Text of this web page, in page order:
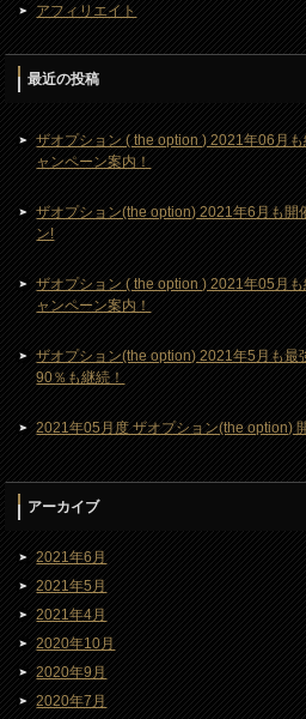
アフィリエイト
最近の投稿
ザオプション ( the option ) 2021年06月
ャンペーン案内！
ザオプション(the option) 2021年6月も
ン!
ザオプション ( the option ) 2021年05月
ャンペーン案内！
ザオプション(the option) 2021年5月も最
90％も継続！
2021年05月度 ザオプション(the option)
アーカイブ
2021年6月
2021年5月
2021年4月
2020年10月
2020年9月
2020年7月